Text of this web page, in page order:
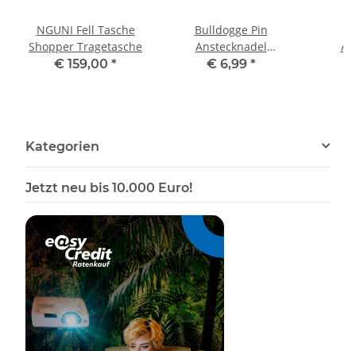
NGUNI Fell Tasche
Shopper Tragetasche
€ 159,00 *
Bulldogge Pin
Anstecknadel
Anstecker Button
€ 6,99 *
Kategorien
Jetzt neu bis 10.000 Euro!